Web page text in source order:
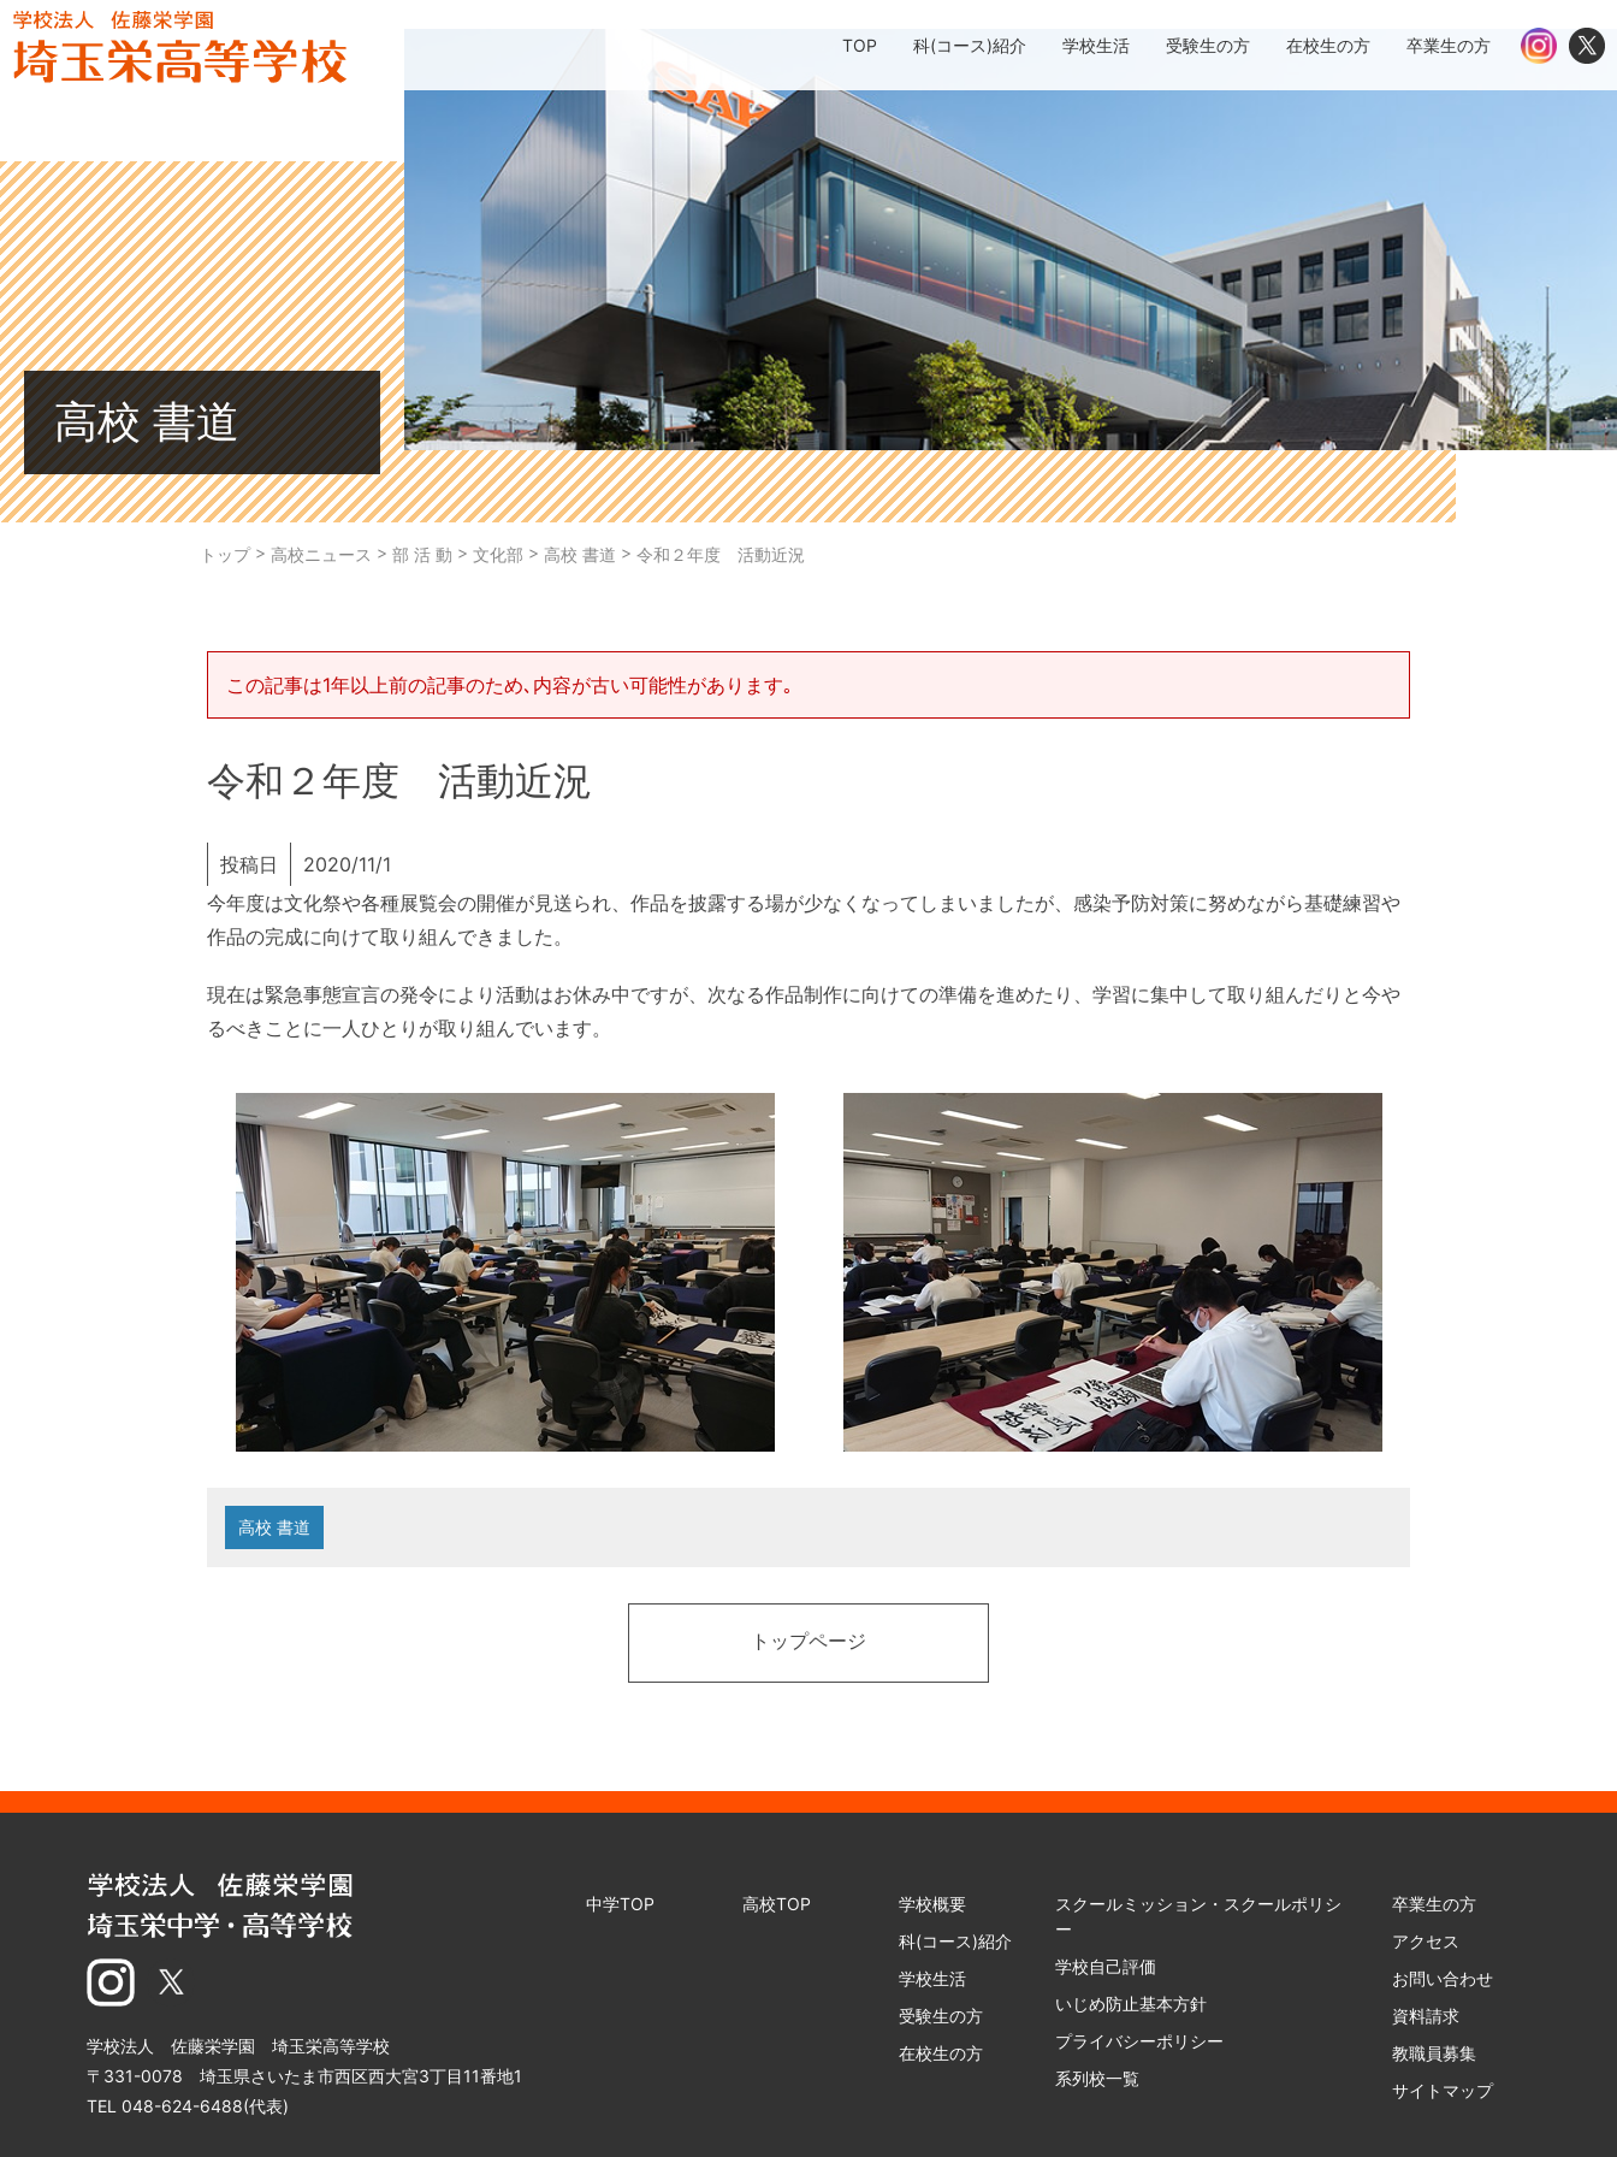
TOP 科(コース)紹介 学校生活 受験生の方 在校生の方 卒業生の方
高校 書道
トップ> 高校ニュース > 部 活 動 > 文化部 > 高校 書道 > 令和２年度 活動近況
この記事は1年以上前の記事のため､内容が古い可能性があります｡
令和２年度 活動近況
投稿日
2020/11/1
今年度は文化祭や各種展覧会の開催が見送られ、作品を披露する場が少なくなってしまいましたが、感染予防対策に努めながら基礎練習や
作品の完成に向けて取り組んできました。
現在は緊急事態宣言の発令により活動はお休み中ですが、次なる作品制作に向けての準備を進めたり、学習に集中して取り組んだりと今や
るべきことに一人ひとりが取り組んでいます。
高校 書道
トップページ
学校法人 佐藤栄学園 埼玉栄高等学校
〒331-0078 埼玉県さいたま市西区西大宮3丁目11番地1
TEL 048-624-6488(代表)
中学TOP 高校TOP
学校概要
科(コース)紹介
学校生活
受験生の方
在校生の方
スクールミッション・スクールポリシ
ー
学校自己評価
いじめ防止基本方針
プライバシーポリシー
系列校一覧
卒業生の方
アクセス
お問い合わせ
資料請求
教職員募集
サイトマップ